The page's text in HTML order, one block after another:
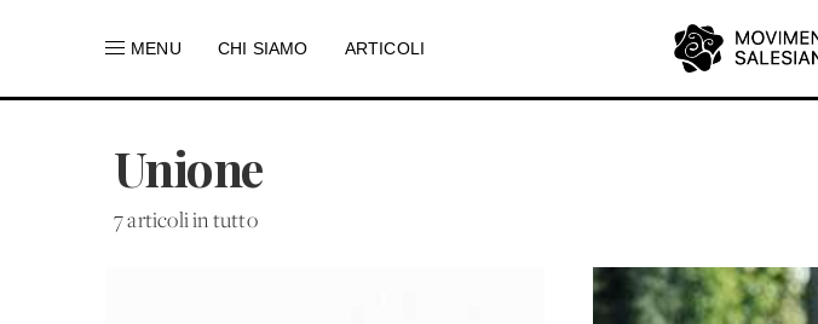
MENU CHI SIAMO ARTICOLI
Unione
7 articoli in tutto